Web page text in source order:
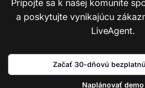
Pripojte sa k našej komunite
a poskytujte vynikajúcu
LiveAgent.
Začať 30-dňovú
Naplánovať demo